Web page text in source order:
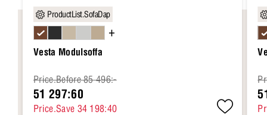
ProductList.SofaDap
Vesta Modulsoffa
Price.Before 85 496:-
51 297:60
Price.Save 34 198:40
+